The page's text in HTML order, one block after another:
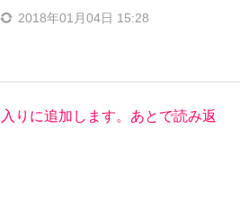
2018年01月04日 15:28
りに追加します。あとで読み返